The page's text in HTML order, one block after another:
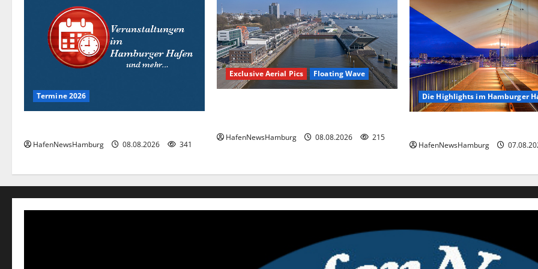
Termine 2026
HafenNewsHamburg 08.08.2026 341
Exclusive Aerial Pics Floating Wave
HafenNewsHamburg 08.08.2026 215
Die Highlights im Hamburger
HafenNewsHamburg